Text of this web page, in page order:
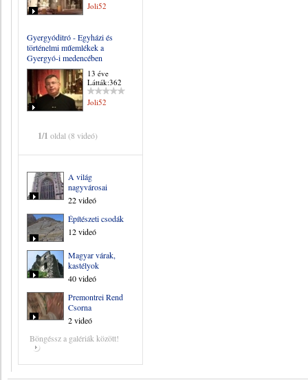
Joli52
Gyergyóditró - Egyházi és
történelmi műemlékek a
Gyergyó-i medencében
13 éve
Látták:362
Joli52
1/1 oldal (8 videó)
A világ
nagyvárosai
22 videó
Építészeti csodák
12 videó
Magyar várak,
kastélyok
40 videó
Premontrei Rend
Csorna
2 videó
Böngéssz a galériák között!